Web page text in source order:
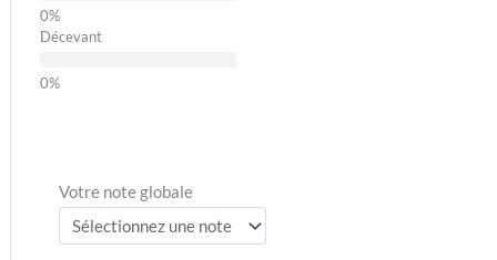
Décevant
Votre note globale